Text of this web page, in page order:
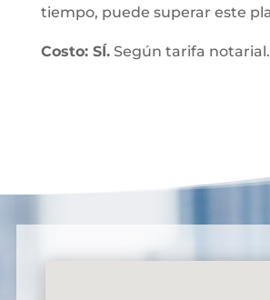
tiempo, puede superar este
Costo: SÍ.Según tarifa notarial.